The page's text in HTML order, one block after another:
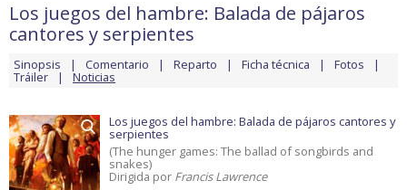
Los juegos del hambre: Balada de pájaros
cantores y serpientes
Sinopsis Comentario Reparto Ficha técnica Fotos
Tráiler Noticias
Los juegos del hambre: Balada de pájaros cantores y
serpientes
(The hunger games: The ballad of songbirds and
snakes)
Dirigida por Francis Lawrence